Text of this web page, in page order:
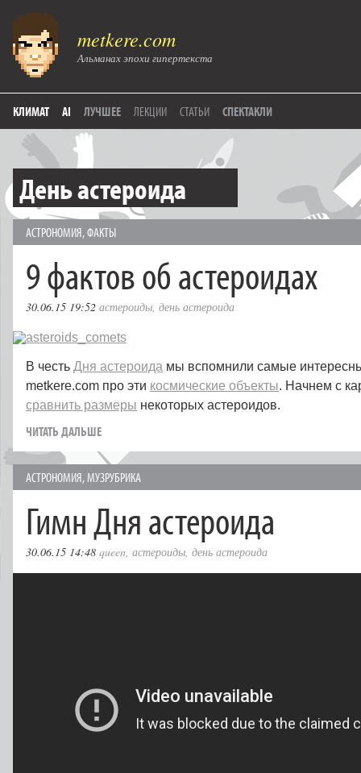
metkere.com
Альманах эпохи гипертекста
КЛИМАТ AI ЛУЧШЕЕ ЛЕКЦИИ СТАТЬИ СПЕКТАКЛИ
День астероида
АСТРОНОМИЯ,ФАКТЫ
9 фактов об астероидах
30.06.15 19:52 астероиды, день астероида
В честь Дня астероида мы вспомнили самые
metkere.com про эти космические объекты. Начнем с
сравнить размеры некоторых астероидов.
ЧИТАТЬ ДАЛЬШЕ
АСТРОНОМИЯ,МУЗРУБРИКА
Гимн Дня астероида
30.06.15 14:48 queen, астероиды, день астероида